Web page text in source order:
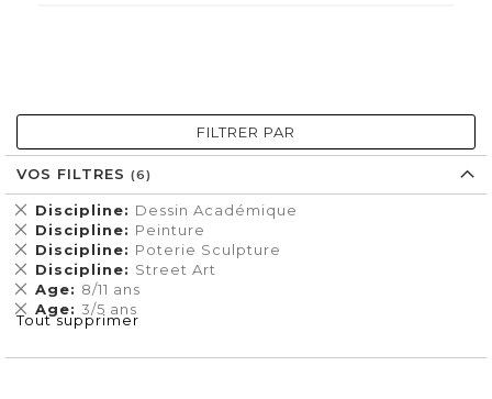
FILTRER PAR
VOS FILTRES
Discipline Dessin Académique
Supprimer
cet
Élément
Discipline Peinture
Supprimer
cet
Élément
Discipline Poterie Sculpture
Supprimer
cet
Élément
Discipline Street Art
Supprimer
cet
Élément
Age 8/11 ans
Supprimer
cet
Élément
Age 3/5 ans
Supprimer
cet
Tout supprimer